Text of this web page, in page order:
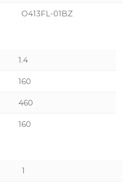
O413FL-01BZ
1.4
160
460
160
1